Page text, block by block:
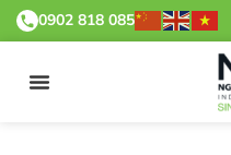
0902 818 085